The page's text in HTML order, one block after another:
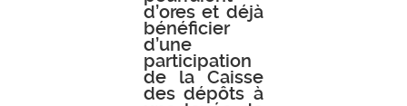
d’ores et déjà
bénéficier
d’une
participation
de la Caisse
des dépôts à